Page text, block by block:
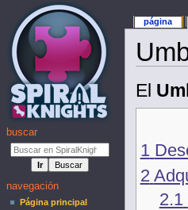
El
1
2
2.1
página
buscar
navegación
Página principal